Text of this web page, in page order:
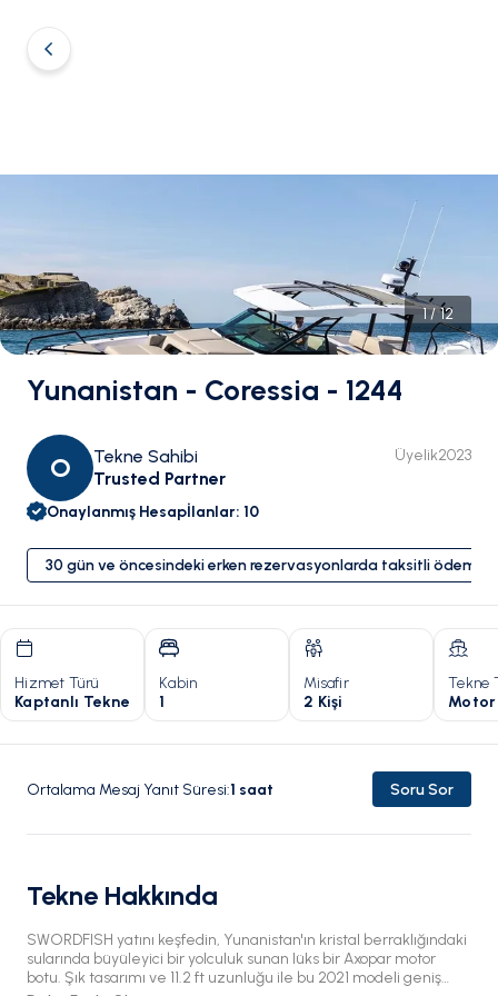
1/12
Yunanistan - Coressia - 1244
O
Tekne Sahibi
Trusted Partner
Üyelik2023
Onaylanmış Hesapİlanlar: 10
30 gün ve öncesindeki erken rezervasyonlarda taksitli ödeme
Hizmet Türü
Kaptanlı Tekne
Kabin
1
Misafir
2 Kişi
Tekne
Ortalama Mesaj Yanıt Süresi:1 saat Soru Sor
Tekne Hakkında
SWORDFISH yatını keşfedin, Yunanistan'ın kristal berraklığındaki
sularında büyüleyici bir yolculuk sunan lüks bir Axopar motor
botu. Şık tasarımı ve 11.2 ft uzunluğu ile bu 2021 modeli geniş